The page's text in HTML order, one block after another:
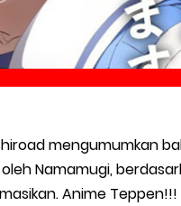
RISE Gets Anime
New Visual
Upcoming Netflix
Shinpi Anime Fall 2026
mengumumkan
Namamugi,
Anime